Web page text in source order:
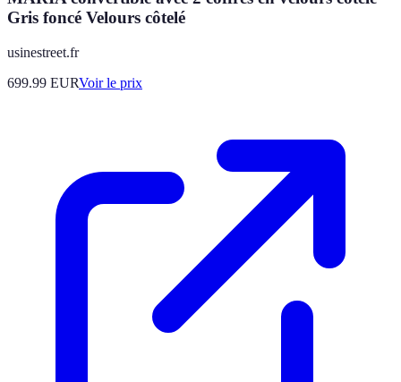
Gris foncé Velours côtelé
usinestreet.fr
699.99 EURVoir le prix